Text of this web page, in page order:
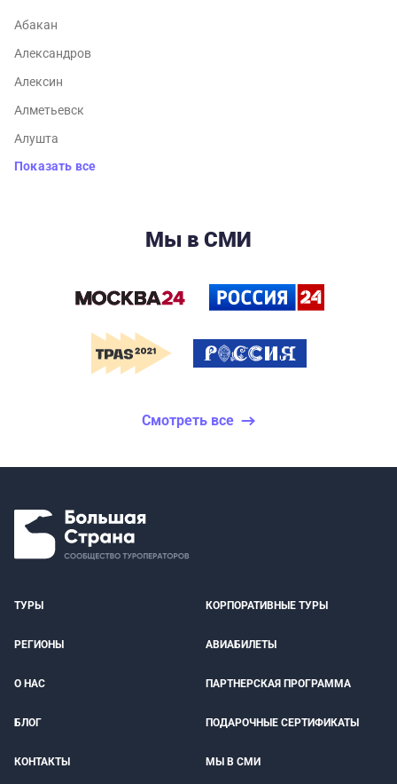
Абакан
Александров
Алексин
Алметьевск
Алушта
Показать все
Мы в СМИ
Смотреть все
ТУРЫ КОРПОРАТИВНЫЕ ТУРЫ
РЕГИОНЫ АВИАБИЛЕТЫ
О НАС ПАРТНЕРСКАЯ ПРОГРАММА
БЛОГ ПОДАРОЧНЫЕ СЕРТИФИКАТЫ
КОНТАКТЫ МЫ В СМИ